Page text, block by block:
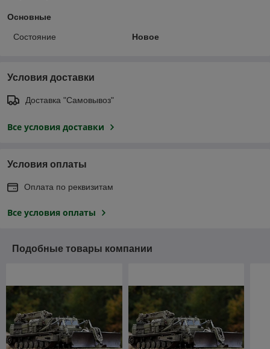
Основные
Состояние Новое
Условия доставки
Доставка "Самовывоз"
Все условия доставки
Условия оплаты
Оплата по реквизитам
Все условия оплаты
Подобные товары компании